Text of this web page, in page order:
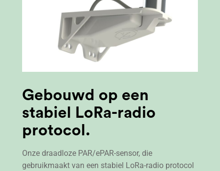
Gebouwd op een
stabiel LoRa-radio
protocol.
Onze draadloze PAR/ePAR-sensor, die
gebruikmaakt van een stabiel LoRa-radio protocol